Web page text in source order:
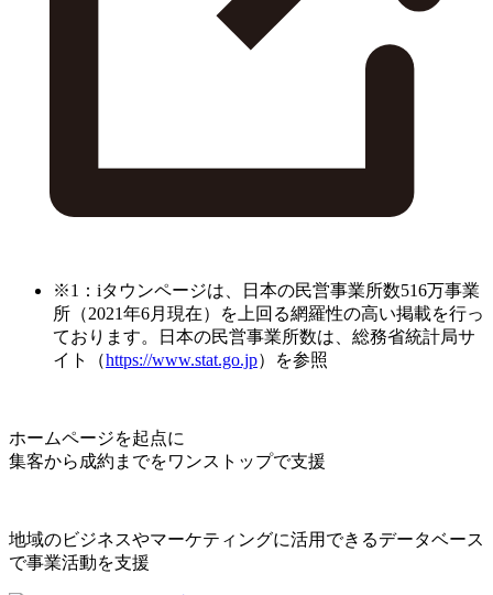
※1：iタウンページは、日本の民営事業所数516万事業
所（2021年6月現在）を上回る網羅性の高い掲載を行っ
ております。日本の民営事業所数は、総務省統計局サ
イト（https://www.stat.go.jp）を参照
ホームページを起点に
集客から成約までをワンストップで支援
地域のビジネスやマーケティングに活用できるデータベース
で事業活動を支援